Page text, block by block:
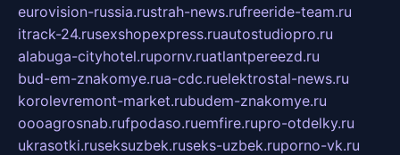
eurovision-russia.rustrah-news.rufreeride-team.ru
itrack-24.rusexshopexpress.ruautostudiopro.ru
alabuga-cityhotel.rupornv.ruatlantpereezd.ru
bud-em-znakomye.rua-cdc.ruelektrostal-news.ru
korolevremont-market.rubudem-znakomye.ru
oooagrosnab.rufpodaso.ruemfire.rupro-otdelky.ru
ukrasotki.ruseksuzbek.ruseks-uzbek.ruporno-vk.ru